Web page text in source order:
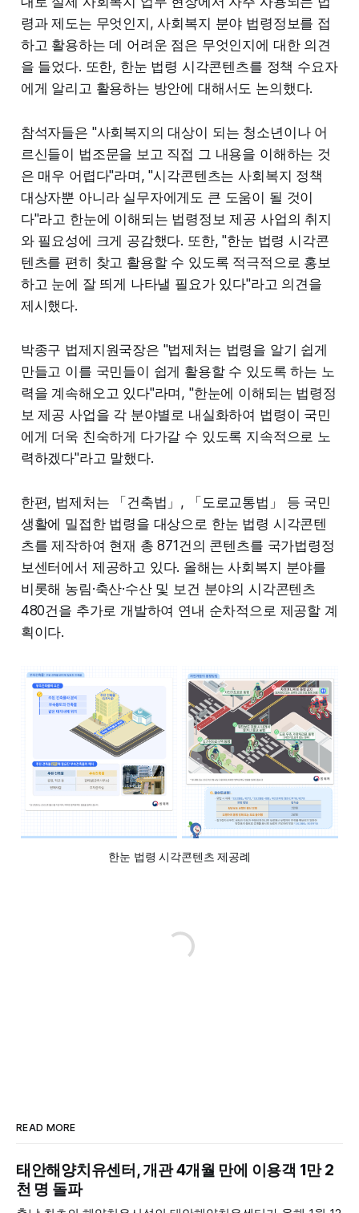
령과 제도는 무엇인지, 사회복지 분야 법령정보를 접
하고 활용하는 데 어려운 점은 무엇인지에 대한 의견
을 들었다. 또한, 한눈 법령 시각콘텐츠를 정책 수요자
에게 알리고 활용하는 방안에 대해서도 논의했다.
참석자들은 "사회복지의 대상이 되는 청소년이나 어
르신들이 법조문을 보고 직접 그 내용을 이해하는 것
은 매우 어렵다"라며, "시각콘텐츠는 사회복지 정책
대상자뿐 아니라 실무자에게도 큰 도움이 될 것이
다"라고 한눈에 이해되는 법령정보 제공 사업의 취지
와 필요성에 크게 공감했다. 또한, "한눈 법령 시각콘
텐츠를 편히 찾고 활용할 수 있도록 적극적으로 홍보
하고 눈에 잘 띄게 나타낼 필요가 있다"라고 의견을
제시했다.
박종구 법제지원국장은 "법제처는 법령을 알기 쉽게
만들고 이를 국민들이 쉽게 활용할 수 있도록 하는 노
력을 계속해오고 있다"라며, "한눈에 이해되는 법령정
보 제공 사업을 각 분야별로 내실화하여 법령이 국민
에게 더욱 친숙하게 다가갈 수 있도록 지속적으로 노
력하겠다"라고 말했다.
한편, 법제처는 「건축법」, 「도로교통법」 등 국민
생활에 밀접한 법령을 대상으로 한눈 법령 시각콘텐
츠를 제작하여 현재 총 871건의 콘텐츠를 국가법령정
보센터에서 제공하고 있다. 올해는 사회복지 분야를
비롯해 농림·축산·수산 및 보건 분야의 시각콘텐츠
480건을 추가로 개발하여 연내 순차적으로 제공할 계
획이다.
한눈 법령 시각콘텐츠 제공례
READ MORE
태안해양치유센터, 개관 4개월 만에 이용객 1만 2
천 명 돌파